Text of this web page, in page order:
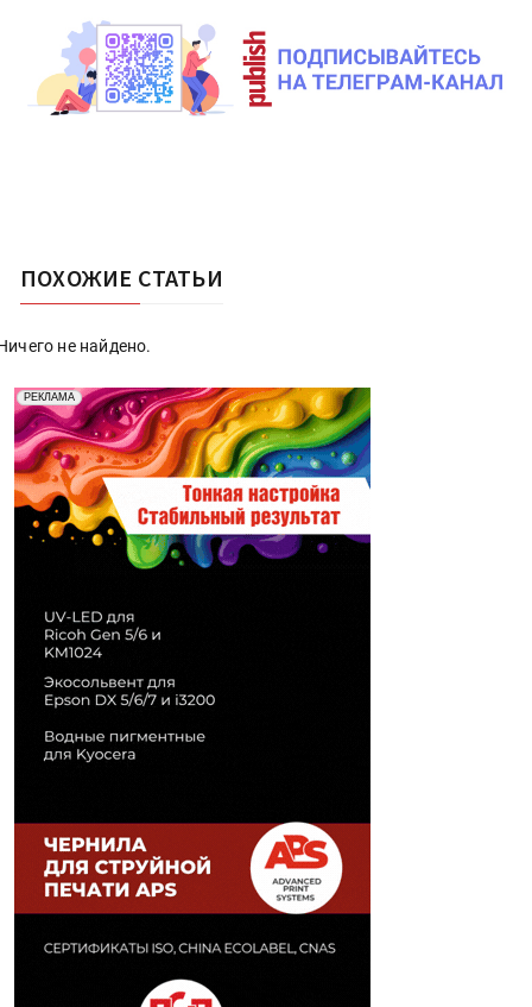
ПОХОЖИЕ СТАТЬИ
не найдено.
РЕКЛАМА
Реклама. Рекламодатель ООО "Передовые Системы
Печати" erid: 2SDnjd2d4Qz